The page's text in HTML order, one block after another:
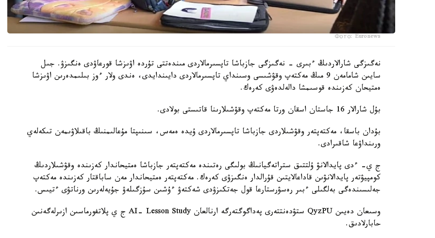
Фото: Euronews
نەگىزگى شارالاردىڭ ءبىرى - نەگىزگى جازباشا تاپسىرمالاردى مىندەتتى تۇردە اۋىزشا قورعاۋدى ەنگىزۋ. جىل
سايىن شامامەن 9 مىڭ مەكتەپ وقۋشىسى وسىنداي تاپسىرمالاردى دايىندايدى، ەندى ولار ءوز بىلىمدەرىن اۋىزشا
ەمتيحان كەزىندە قوسىمشا دالەلدەۋى كەرەك.
بۇل شارالار 16 جاستان اسقان ورتا مەكتەپ وقۋشىلارىنا قاتىستى بولادى.
بۇدان باسقا، مەكتەپتەر وقۋشىلاردى جازباشا تاپسىرمالاردى ۇيدە ەمەس، سىنىپتا مۇعالىمنىڭ باقىلاۋىمەن تىكەلەي
ورىنداۋعا شاقىرادى.
ج ي- ءدى پايدالانۋ ۇلتتىق ستراتەگيانىڭ بولىگى رەتىندە مەكتەپتەر جازباشا ەمتيحاندار كەزىندە وقۋشىلاردىڭ
كومپيۋتەر پايدالانۋىن قاداعالايتىن قۇرالدار ەنگىزۋى كەرەك. مەكتەپتەر ەمتيحاندار مەن ساباقتار كەزىندە مەكتەپ
جەلىسىندەگى بەلگىلى ءبىر رەسۋرستارعا قول جەتكىزۋدى شەكتەۋ ءۇشىن سۇزگىلەۋ جۇيەلەرىن ورناتۋى ءتيىس.
وسىعان دەيىن QyzPU ستۋدەنتتەرى پەداگوگتەرگە ارنالعان AI- Lesson Study ج ي پلاتفورماسىن ازىرلەگەنىن
حابارلادىق.